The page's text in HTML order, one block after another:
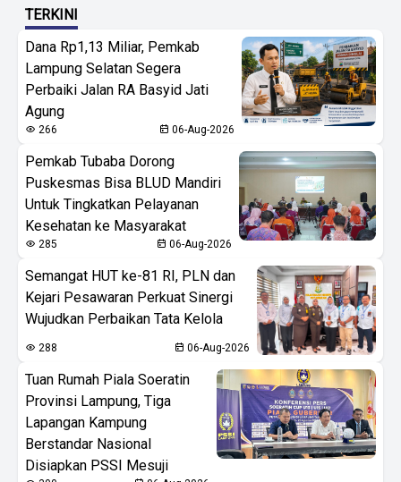
TERKINI
Dana Rp1,13 Miliar, Pemkab
Lampung Selatan Segera
Perbaiki Jalan RA Basyid Jati
Agung
266 06-Aug-2026
Pemkab Tubaba Dorong
Puskesmas Bisa BLUD Mandiri
Untuk Tingkatkan Pelayanan
Kesehatan ke Masyarakat
285 06-Aug-2026
Semangat HUT ke-81 RI, PLN dan
Kejari Pesawaran Perkuat Sinergi
Wujudkan Perbaikan Tata Kelola
288 06-Aug-2026
Tuan Rumah Piala Soeratin
Provinsi Lampung, Tiga
Lapangan Kampung
Berstandar Nasional
Disiapkan PSSI Mesuji